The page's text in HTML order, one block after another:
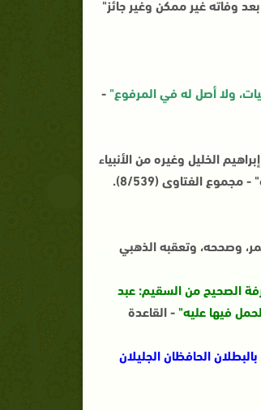
وفاته غير ممكن وغير جائز"
ولا أصل له في المرفوع" -
الخليل وغيره من الأنبياء
الفتاوى (8/539).
عن عمر، وصححه، وتعقبه الذهبي
الصحيح من السقيم: عبد
فيها عليه" - القاعدة
الحافظان الجليلان